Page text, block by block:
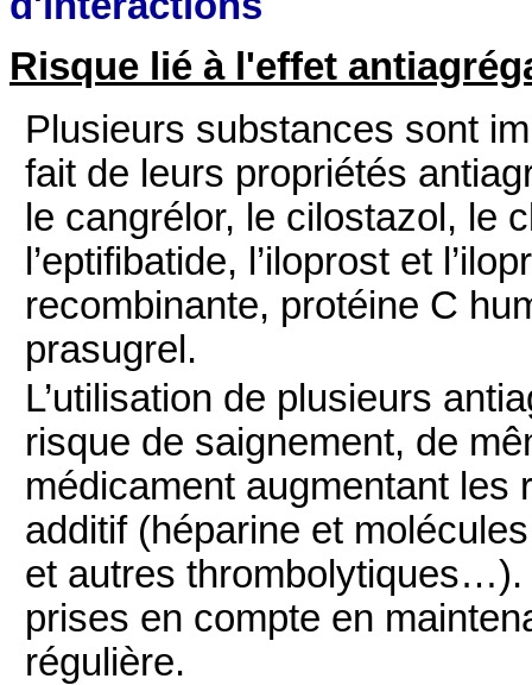
Risque lié à l'effet
Plusieurs substances sont
fait de leurs propriétés
le cangrélor, le cilostazol, le
l’eptifibatide, l’iloprost et
recombinante, protéine C
prasugrel.
L’utilisation de plusieurs
risque de saignement, de
médicament augmentant les
additif (héparine et
et autres
prises en compte en
régulière.